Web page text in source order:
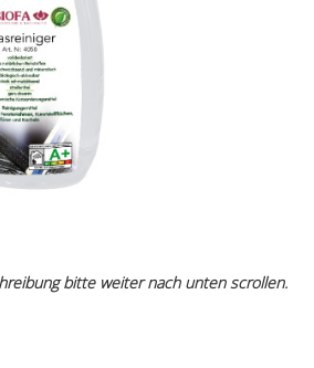
bitte weiter nach unten scrollen.